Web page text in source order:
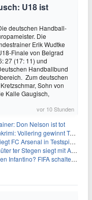
U18 ist
deutschen Handball-
Die
Erik Wudtke
Finale von Belgrad
27 (17: 11) und
Handballbund
Zum deutschen
Sohn von
Kalle Gaugisch,
vor 10 Stunden
Don Nelson ist tot
Vollering gewinnt Tour
Arsenal in Testspiel mit 3:2
ter Stegen siegt mit Ajax
FIFA schaltet auf Angriff